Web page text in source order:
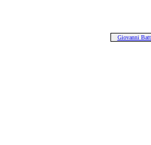
Giovanni